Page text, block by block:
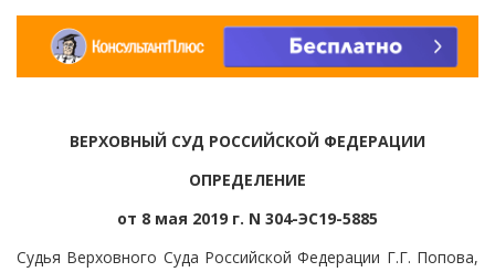
ВЕРХОВНЫЙ СУД РОССИЙСКОЙ ФЕДЕРАЦИИ
ОПРЕДЕЛЕНИЕ
от 8 мая 2019 г. N 304-ЭС19-5885
Судья Верховного Суда Российской Федерации Г.Г. Попова,